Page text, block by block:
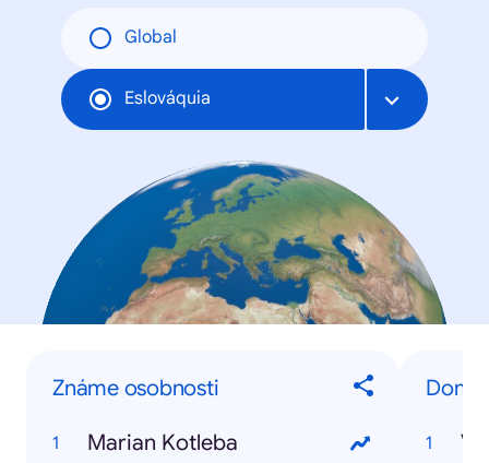
Global
Eslováquia
Známe osobnosti
Marian Kotleba